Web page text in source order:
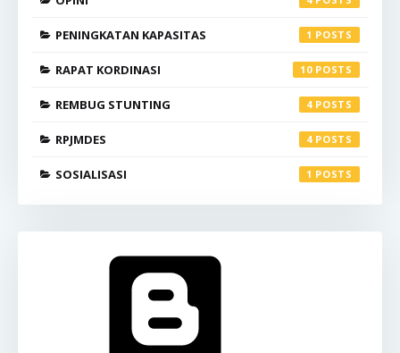
PENINGKATAN KAPASITAS 1
RAPAT KORDINASI 10
REMBUG STUNTING 4
RPJMDES 4
SOSIALISASI 1